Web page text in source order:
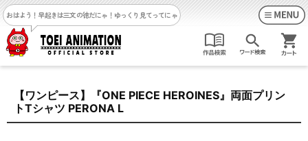
おはよう！早起きは三文の徳だにゃ！ ゆっくり見てってにゃ
【ワンピース】『ONE PIECE HEROINES』両面プリン
トTシャツ PERONA L